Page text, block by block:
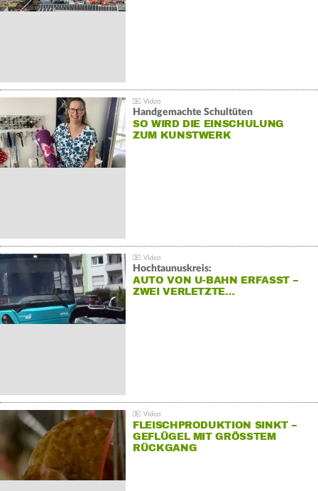
Handgemachte Schultüten
SO WIRD DIE EINSCHULUNG
ZUM KUNSTWERK
Hochtaunuskreis:
AUTO VON U-BAHN ERFASST –
ZWEI VERLETZTE…
FLEISCHPRODUKTION SINKT –
GEFLÜGEL MIT GRÖSSTEM R
ÜCKGANG